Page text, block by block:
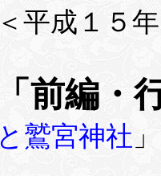
＜平成１５
「前編・
と鷲宮神社 」